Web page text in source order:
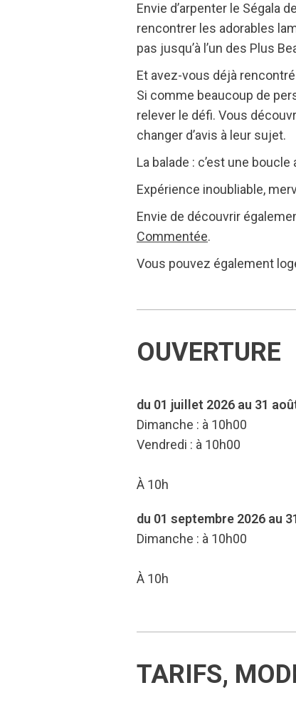
Envie d’arpenter le Ségala
rencontrer les adorables
pas jusqu’à l’un des Plus
Et avez-vous déjà rencontré
Si comme beaucoup de
relever le défi. Vous
changer d’avis à leur sujet.
La balade : c’est une
Expérience inoubliable,
Envie de découvrir
Commentée.
Vous pouvez également
OUVERTURE
du 01 juillet 2026 au 31
Dimanche : à 10h00
Vendredi : à 10h00
À 10h
du 01 septembre 2026 au
Dimanche : à 10h00
À 10h
TARIFS,